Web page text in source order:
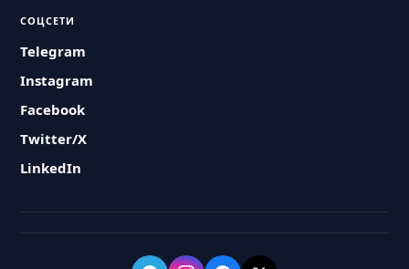
СОЦСЕТИ
Telegram
Instagram
Facebook
Twitter/X
LinkedIn